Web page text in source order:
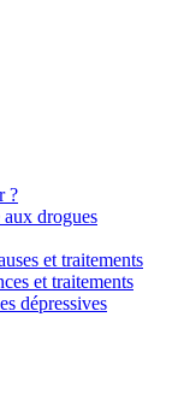
?
drogues
et traitements
et traitements
dépressives